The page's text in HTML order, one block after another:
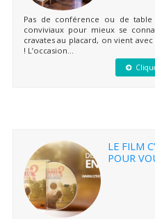
Pas de conférence ou de
conviviaux pour mieux se
cravates au placard, on vient
! L’occasion...
LE FILM
POUR